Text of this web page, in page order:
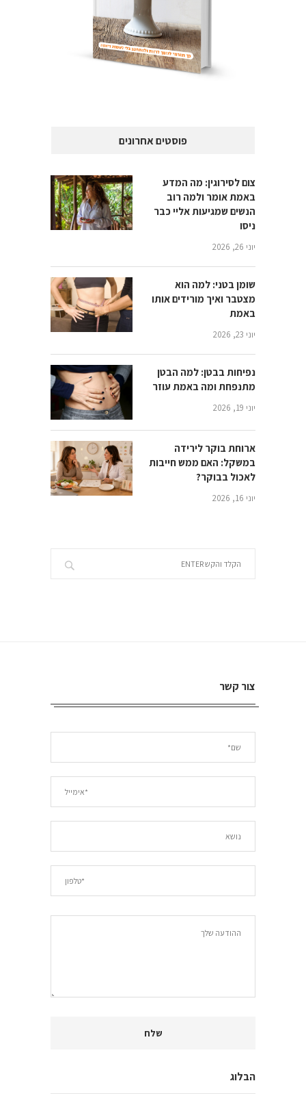
פוסטים אחרונים
צום לסירוגין: מה המדע
באמת אומר ולמה רוב
הנשים שמגיעות אליי כבר
ניסו
יוני 26, 2026
שומן בטני: למה הוא
מצטבר ואיך מורידים אותו
באמת
יוני 23, 2026
נפיחות בבטן: למה הבטן
מתנפחת ומה באמת עוזר
יוני 19, 2026
ארוחת בוקר לירידה
במשקל: האם ממש חייבות
לאכול בבוקר?
יוני 16, 2026
צור קשר
הבלוג